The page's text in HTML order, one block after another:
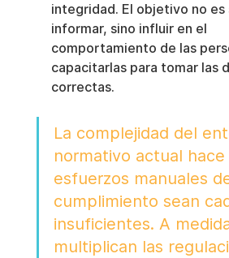
integridad. El objetivo no es
informar, sino influir en el
comportamiento de las
capacitarlas para tomar las
correctas.
La complejidad del
normativo actual
esfuerzos manuales
cumplimiento sean
insuficientes. A
multiplican las